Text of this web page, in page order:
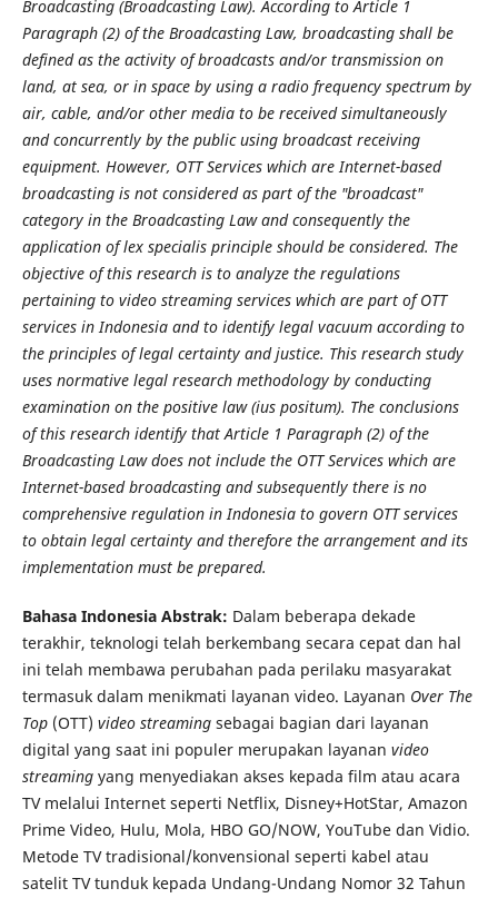
Broadcasting (Broadcasting Law). According to Article 1
Paragraph (2) of the Broadcasting Law, broadcasting shall be
defined as the activity of broadcasts and/or transmission on
land, at sea, or in space by using a radio frequency spectrum by
air, cable, and/or other media to be received simultaneously
and concurrently by the public using broadcast receiving
equipment. However, OTT Services which are Internet-based
broadcasting is not considered as part of the "broadcast"
category in the Broadcasting Law and consequently the
application of lex specialis principle should be considered. The
objective of this research is to analyze the regulations
pertaining to video streaming services which are part of OTT
services in Indonesia and to identify legal vacuum according to
the principles of legal certainty and justice. This research study
uses normative legal research methodology by conducting
examination on the positive law (ius positum). The conclusions
of this research identify that Article 1 Paragraph (2) of the
Broadcasting Law does not include the OTT Services which are
Internet-based broadcasting and subsequently there is no
comprehensive regulation in Indonesia to govern OTT services
to obtain legal certainty and therefore the arrangement and its
implementation must be prepared.
Bahasa Indonesia Abstrak: Dalam beberapa dekade
terakhir, teknologi telah berkembang secara cepat dan hal
ini telah membawa perubahan pada perilaku masyarakat
termasuk dalam menikmati layanan video. Layanan Over The
Top(OTT) video streamingsebagai bagian dari layanan
digital yang saat ini populer merupakan layanan video
streamingyang menyediakan akses kepada film atau acara
TV melalui Internet seperti Netflix, Disney+HotStar, Amazon
Prime Video, Hulu, Mola, HBO GO/NOW, YouTube dan Vidio.
Metode TV tradisional/konvensional seperti kabel atau
satelit TV tunduk kepada Undang-Undang Nomor 32 Tahun